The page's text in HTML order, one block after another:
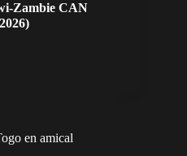
Zambie CAN
en amical